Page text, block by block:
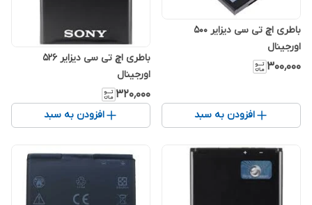
باطری اچ تی سی دیزایر 500
اورجینال
۳۰۰٬۰۰۰
افزودن به سبد
باطری اچ تی سی دیزایر 526
اورجینال
۳۲۰٬۰۰۰
افزودن به سبد